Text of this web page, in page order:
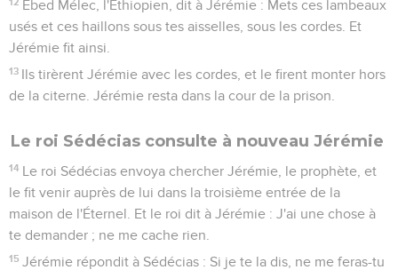
Ébed Mélec, l'Éthiopien, dit à Jérémie : Mets ces lambeaux
usés et ces haillons sous tes aisselles, sous les cordes. Et
Jérémie fit ainsi.
13 Ils tirèrent Jérémie avec les cordes, et le firent monter hors
de la citerne. Jérémie resta dans la cour de la prison.
Le roi Sédécias consulte à nouveau Jérémie
14 Le roi Sédécias envoya chercher Jérémie, le prophète, et
le fit venir auprès de lui dans la troisième entrée de la
maison de l'Éternel. Et le roi dit à Jérémie : J'ai une chose à
te demander ; ne me cache rien.
15 Jérémie répondit à Sédécias : Si je te la dis, ne me feras-tu